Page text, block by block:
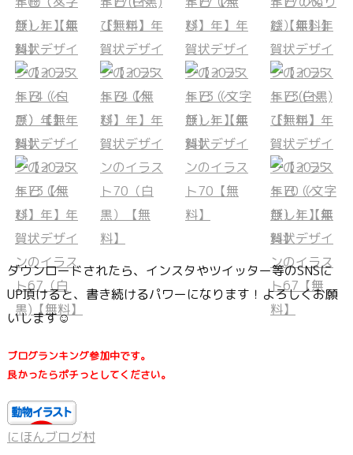
ダウンロードされたら、インスタやツイッター等のSNSに
UP頂けると、書き続けるパワーになります！よろしくお願
いします☺
ブログランキング参加中です。
良かったらポチっとしてください。
にほんブログ村